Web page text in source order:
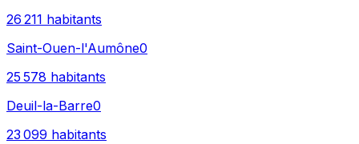
26 211 habitants
Saint-Ouen-l'Aumône0
25 578 habitants
Deuil-la-Barre0
23 099 habitants